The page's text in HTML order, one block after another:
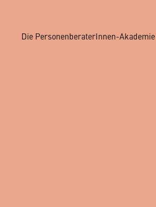
Die PersonenberaterInnen-